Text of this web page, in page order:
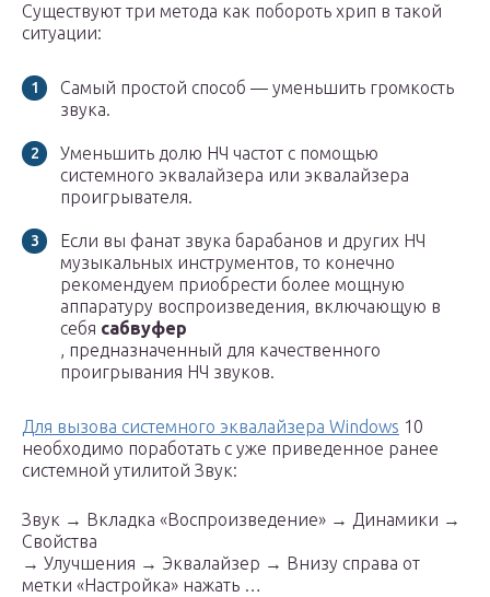
Существуют три метода как побороть хрип в такой
ситуации:
Самый простой способ — уменьшить громкость
звука.
Уменьшить долю НЧ частот с помощью
системного эквалайзера или эквалайзера
проигрывателя.
Если вы фанат звука барабанов и других НЧ
музыкальных инструментов, то конечно
рекомендуем приобрести более мощную
аппаратуру воспроизведения, включающую в
себя сабвуфер
, предназначенный для качественного
проигрывания НЧ звуков.
Для вызова системного эквалайзера Windows 10
необходимо поработать с уже приведенное ранее
системной утилитой Звук:
Звук → Вкладка «Воспроизведение» → Динамики →
Свойства
→ Улучшения → Эквалайзер → Внизу справа от
метки «Настройка» нажать …